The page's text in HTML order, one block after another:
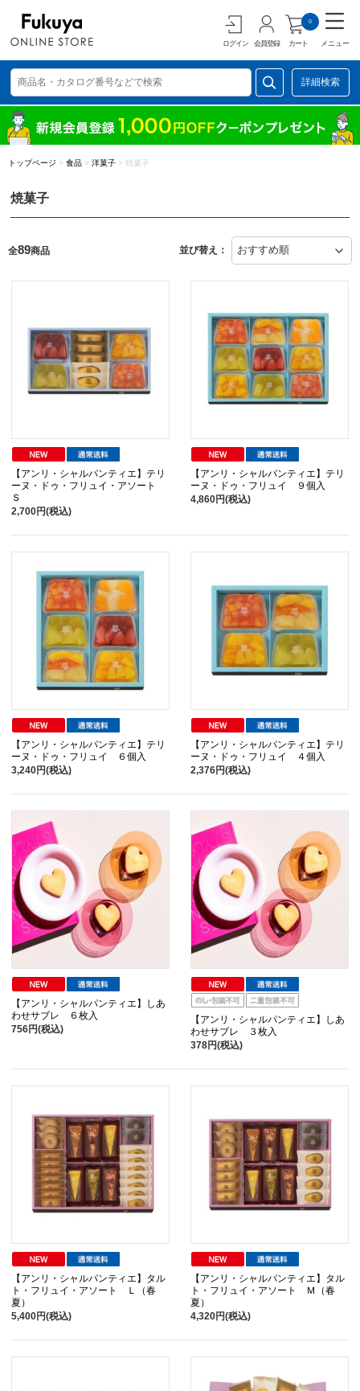
ログイン 会員登録 カート
0
メニュー
詳細検索
トップページ > 食品 > 洋菓子 > 焼菓子
焼菓子
全89商品 並び替え：
【アンリ・シャルパンティエ】テリ
ーヌ・ドゥ・フリュイ・アソート
Ｓ
2,700円(税込)
【アンリ・シャルパンティエ】テリ
ーヌ・ドゥ・フリュイ ９個入
4,860円(税込)
【アンリ・シャルパンティエ】テリ
ーヌ・ドゥ・フリュイ ６個入
3,240円(税込)
【アンリ・シャルパンティエ】テリ
ーヌ・ドゥ・フリュイ ４個入
2,376円(税込)
【アンリ・シャルパンティエ】しあ
わせサブレ ６枚入
756円(税込)
【アンリ・シャルパンティエ】しあ
わせサブレ ３枚入
378円(税込)
【アンリ・シャルパンティエ】タル
ト・フリュイ・アソート Ｌ（春
夏）
5,400円(税込)
【アンリ・シャルパンティエ】タル
ト・フリュイ・アソート Ｍ（春
夏）
4,320円(税込)